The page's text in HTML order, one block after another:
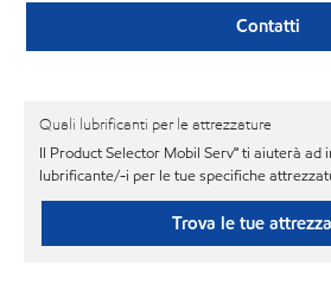
Contatti
Quali lubrificanti per le attrezzature
Il Product Selector Mobil Serv℠ ti aiuterà ad
lubrificante/-i per le tue specifiche
Trova le tue